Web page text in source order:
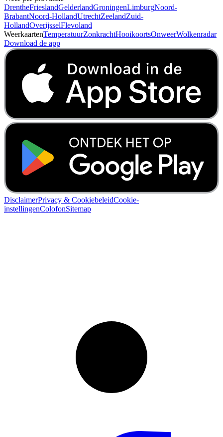
DrentheFrieslandGelderlandGroningenLimburgNoord-
BrabantNoord-HollandUtrechtZeelandZuid-
HollandOverijsselFlevoland
WeerkaartenTemperatuurZonkrachtHooikoortsOnweerWolkenradar
Download de app
DisclaimerPrivacy & CookiebeleidCookie-
instellingenColofonSitemap